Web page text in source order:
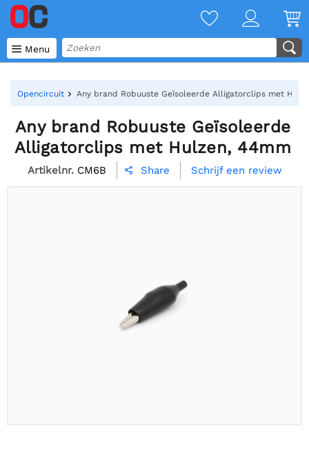
 Menu
Opencircuit Any brand Robuuste Geïsoleerde Alligatorclips met
Any brand Robuuste Geïsoleerde
Alligatorclips met Hulzen, 44mm
Artikelnr. CM6B  Share Schrijf een review